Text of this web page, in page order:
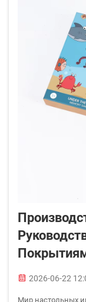
2026-06-22
Мир настольных